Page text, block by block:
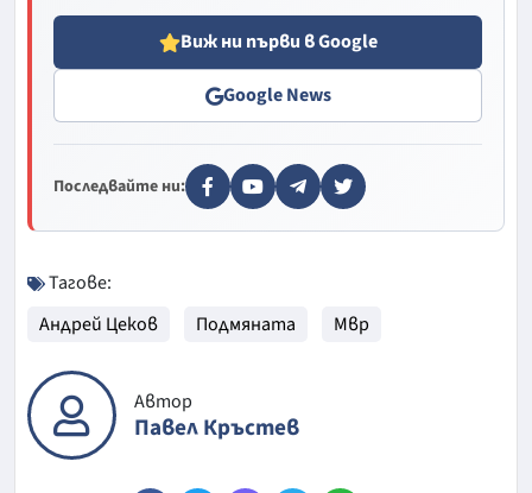
Виж ни първи в Google
Google News
Последвайте ни:
Тагове:
Андрей Цеков
Подмяната Мвр
Автор
Павел Кръстев